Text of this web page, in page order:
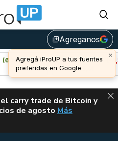
library_addAgreganos
×
Agregá iProUP a tus fuentes
preferidas en Google
Avalanche (-
u$s 6,41
ALERTAcarry trade de Bitcoin y
de agosto VUELVE EL
Más